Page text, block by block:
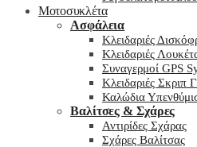
Μοτοσυκλέτα
Ασφάλεια
Κλειδαριές
Κλειδαριές
Συναγερμοί GPS
Κλειδαριές Σκριπ
Καλώδια
Βαλίτσες & Σχάρες
Αντιρίδες Σχάρας
Σχάρες Βαλίτσας